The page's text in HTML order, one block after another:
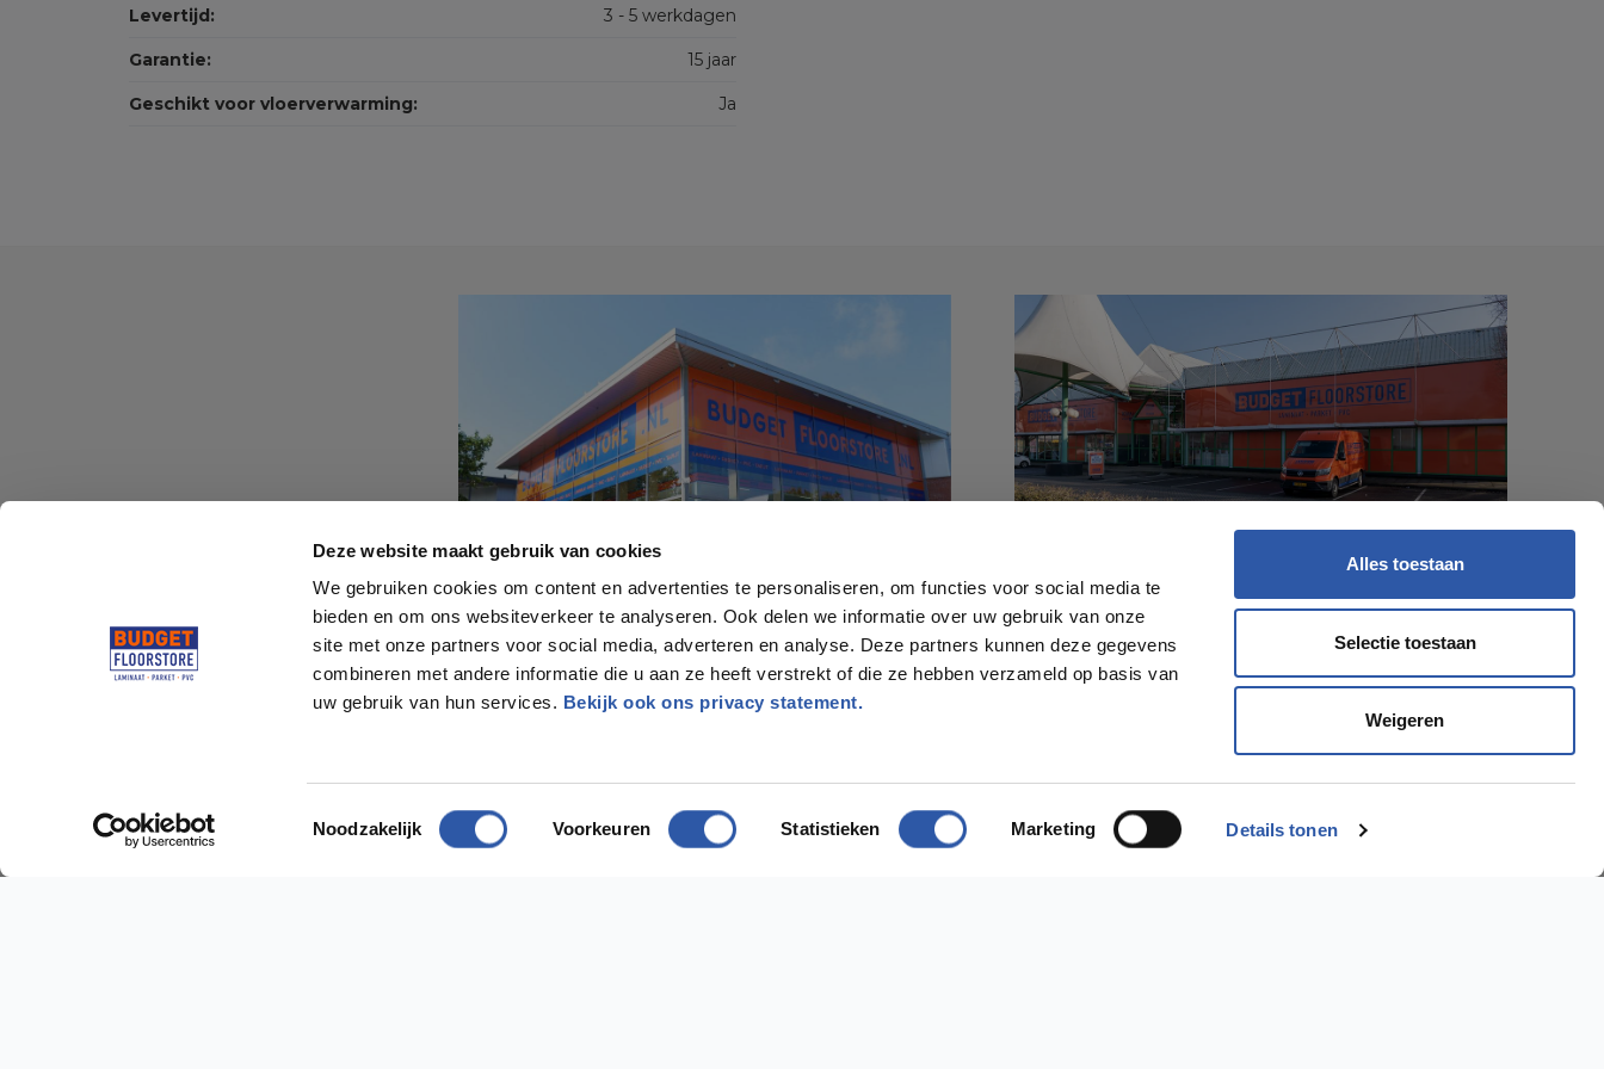
Deze website maakt gebruik van cookies
We gebruiken cookies om content en advertenties te personaliseren, om functies voor social media te
bieden en om ons websiteverkeer te analyseren. Ook delen we informatie over uw gebruik van onze
site met onze partners voor social media, adverteren en analyse. Deze partners kunnen deze gegevens
combineren met andere informatie die u aan ze heeft verstrekt of die ze hebben verzameld op basis van
uw gebruik van hun services. Bekijk ook ons privacy statement.
Toestemmingsselectie
Noodzakelijk Voorkeuren Statistieken Marketing Details tonen
Alles toestaan
Selectie toestaan
Weigeren
Levertijd: 3 - 5 werkdagen
Garantie: 15 jaar
Geschikt voor vloerverwarming: Ja
@budgetfloorstore01